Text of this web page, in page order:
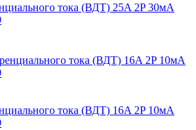
тока (ВДТ) 25A 2P 30мА
тока (ВДТ) 16A 2P 10мА